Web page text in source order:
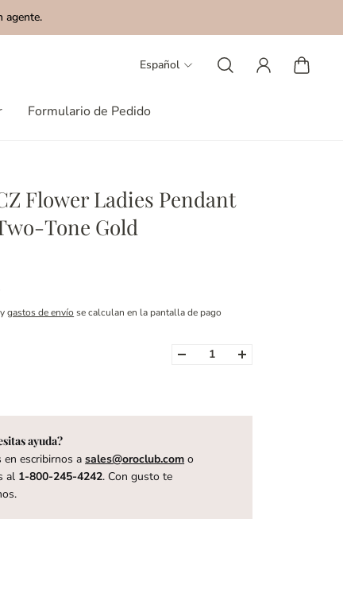
agente.
Formulario de Pedido
Español
Flower Ladies Pendant
Tone Gold
ygastos de envío se calculan en la pantalla de pago
ayuda?
en escribirnos asales@oroclub.com o
al 1-800-245-4242. Con gusto te